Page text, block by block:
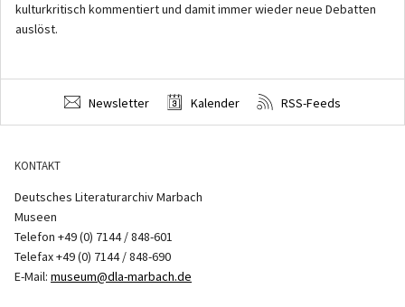
kulturkritisch kommentiert und damit immer wieder neue Debatten
auslöst.
Newsletter Kalender RSS-Feeds
KONTAKT
Deutsches Literaturarchiv Marbach
Museen
Telefon +49 (0) 7144 / 848-601
Telefax +49 (0) 7144 / 848-690
E-Mail: museum@dla-marbach.de